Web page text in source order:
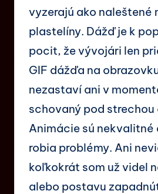
vyzerajú ako naleštené
plastelíny. Dážď je k
pocit, že vývojári len
GIF dážďa na
nezastaví ani v
schovaný pod strechou
Animácie sú nekvalitné
robia problémy. Ani
koľkokrát som už videl
alebo postavu